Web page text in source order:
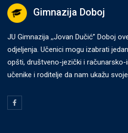
Gimnazija Doboj
JU Gimnazija ,,Jovan Dučić” Doboj
odjeljenja. Učenici mogu izabrati
opšti, društveno-jezički i
učenike i roditelje da nam ukažu